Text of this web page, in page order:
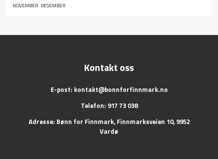
NOVEMBER DESEMBER
Kontakt oss
E-post: kontakt@bonnforfinnmark.no
Telefon: 917 73 038
Adresse: Bønn for Finnmark, Finnmarksveien 10, 9952
Vardø